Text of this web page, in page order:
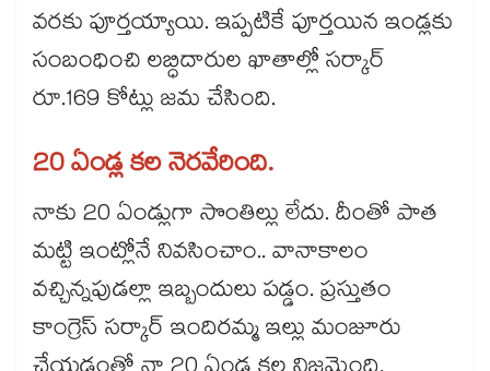
వరకు పూర్తయ్యాయి. ఇప్పటికే పూర్తయిన ఇండ్లకు
సంబంధించి లబ్ధిదారుల ఖాతాల్లో సర్కార్‌‌‌‌
రూ.169 కోట్లు జమ చేసింది.
20 ఏండ్ల కల నెరవేరింది.
నాకు 20 ఏండ్లుగా సొంతిల్లు లేదు. దీంతో పాత
మట్టి ఇంట్లోనే నివసించాం.. వానాకాలం
వచ్చిన్నపుడల్లా ఇబ్బందులు పడ్డం. ప్రస్తుతం
కాంగ్రెస్ సర్కార్ ఇందిరమ్మ ఇల్లు మంజూరు